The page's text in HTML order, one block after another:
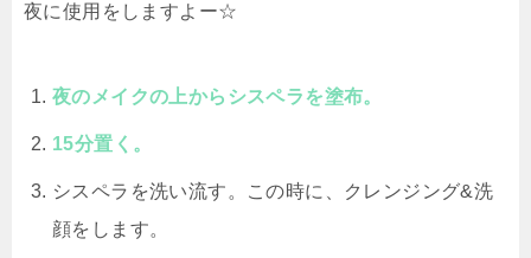
夜に使用をしますよー☆
夜のメイクの上からシスペラを塗布。
15分置く。
シスペラを洗い流す。この時に、クレンジング&洗
顔をします。